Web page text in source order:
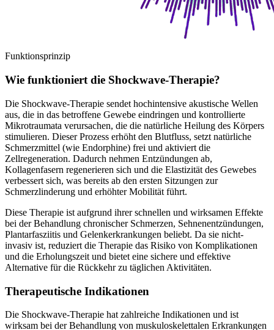
Funktionsprinzip
Wie funktioniert die Shockwave-Therapie?
Die Shockwave-Therapie sendet hochintensive akustische Wellen
aus, die in das betroffene Gewebe eindringen und kontrollierte
Mikrotraumata verursachen, die die natürliche Heilung des Körpers
stimulieren. Dieser Prozess erhöht den Blutfluss, setzt natürliche
Schmerzmittel (wie Endorphine) frei und aktiviert die
Zellregeneration. Dadurch nehmen Entzündungen ab,
Kollagenfasern regenerieren sich und die Elastizität des Gewebes
verbessert sich, was bereits ab den ersten Sitzungen zur
Schmerzlinderung und erhöhter Mobilität führt.
Diese Therapie ist aufgrund ihrer schnellen und wirksamen Effekte
bei der Behandlung chronischer Schmerzen, Sehnenentzündungen,
Plantarfasziitis und Gelenkerkrankungen beliebt. Da sie nicht-
invasiv ist, reduziert die Therapie das Risiko von Komplikationen
und die Erholungszeit und bietet eine sichere und effektive
Alternative für die Rückkehr zu täglichen Aktivitäten.
Therapeutische Indikationen
Die Shockwave-Therapie hat zahlreiche Indikationen und ist
wirksam bei der Behandlung von muskuloskelettalen Erkrankungen